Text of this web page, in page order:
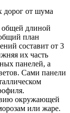
дорог от шума
длиной
план
составит от 3
их часть
панелей, а
Сами панели
окружающей
или жаре.